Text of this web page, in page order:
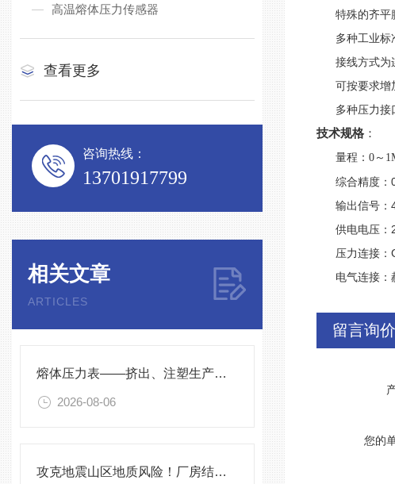
高温熔体压力传感器
查看更多
咨询热线：
13701917799
相关文章
ARTICLES
熔体压力表——挤出、注塑生产线的品质命脉！
2026-08-06
攻克地震山区地质风险！厂房结构在线安全监测解决方案应用。
特殊的齐平
多种工业标
接线方式为
可按要求增
多种压力接
技术规格 ：
量程：0～
综合精度：
输出信号：
供电电压：
压力连接：
电气连接：赫
留言询价
您的